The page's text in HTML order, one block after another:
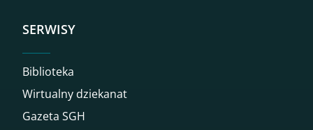
SERWISY
Biblioteka
Wirtualny dziekanat
Gazeta SGH